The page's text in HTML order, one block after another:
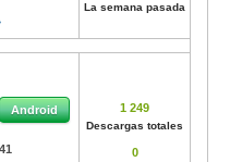
La semana pasada
Android 1 249
Descargas totales
0